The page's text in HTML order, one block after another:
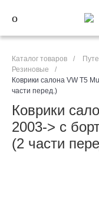
Каталог товаров /
Резиновые
/
Коврики салона VW T5
части перед.)
Коврики
2003-> с
(2 части